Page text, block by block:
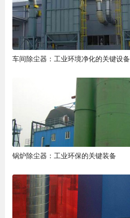
车间除尘器：工业环境净化的关键设备
锅炉除尘器：工业环保的关键装备